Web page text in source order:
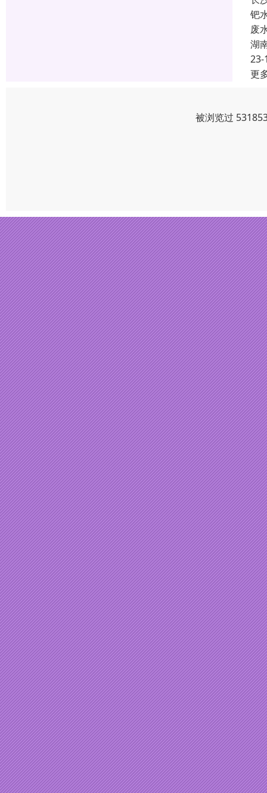
钯
废
湖
23-
更
被浏览过